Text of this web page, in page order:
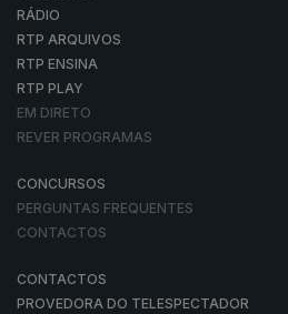
RÁDIO
RTP ARQUIVOS
RTP ENSINA
RTP PLAY
EM DIRETO
REVER PROGRAMAS
CONCURSOS
PERGUNTAS FREQUENTES
CONTACTOS
CONTACTOS
PROVEDORA DO TELESPECTADOR